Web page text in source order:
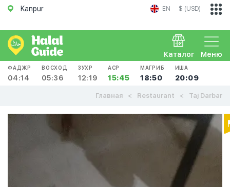
Kanpur EN $ (USD)
Меню
Каталог
ФАДЖР
04:14
ВОСХОД
05:36
ЗУХР
12:19
АСР
15:45
МАГРИБ
18:50
ИША
20:09
Главная Restaurant Taj Darbar